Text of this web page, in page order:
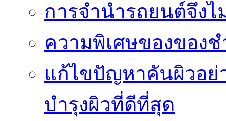
การจำนำรถยนต์จึงไ
ความพิเศษของของ
แก้ไขปัญหาคันผิวอ
บำรุงผิวที่ดีที่สุด